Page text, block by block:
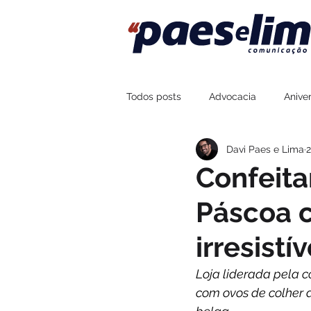
Todos posts Advocacia
Assessoria de Imprensa Fort
Sustentabilidade Esportes
Páscoa
Davi Paes e Lima
Loja liderada pela
com ovos de colher